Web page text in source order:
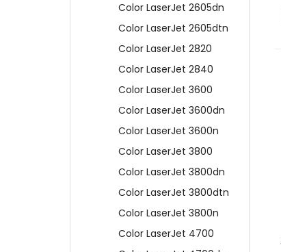
Color LaserJet 2605dn
Color LaserJet 2605dtn
Color LaserJet 2820
Color LaserJet 2840
Color LaserJet 3600
Color LaserJet 3600dn
Color LaserJet 3600n
Color LaserJet 3800
Color LaserJet 3800dn
Color LaserJet 3800dtn
Color LaserJet 3800n
Color LaserJet 4700